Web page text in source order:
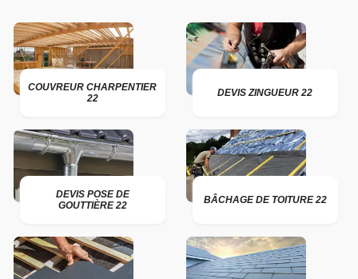
COUVREUR CHARPENTIER
22
DEVIS ZINGUEUR 22
DEVIS POSE DE
GOUTTIÈRE 22
BÂCHAGE DE TOITURE 22